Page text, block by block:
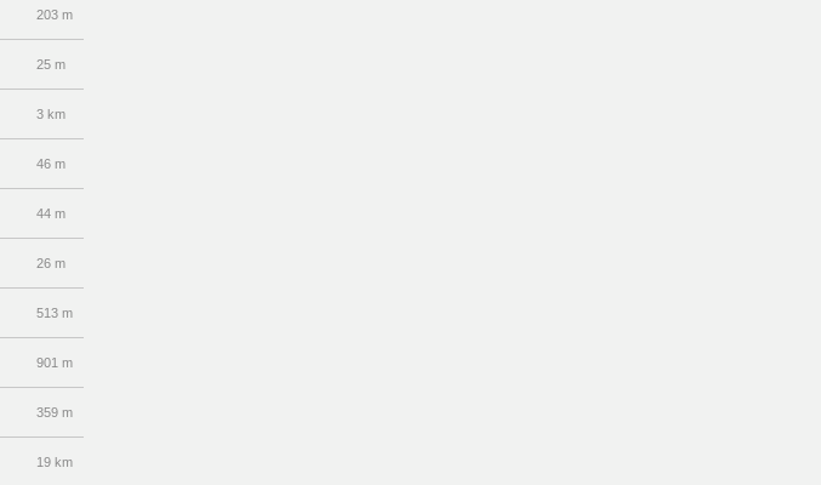
203 m
25 m
3 km
46 m
44 m
26 m
513 m
901 m
359 m
19 km